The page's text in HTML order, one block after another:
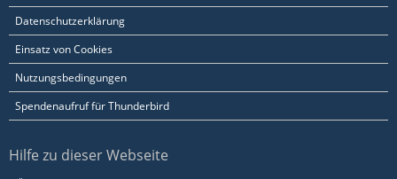
Datenschutzerklärung
Einsatz von Cookies
Nutzungsbedingungen
Spendenaufruf für Thunderbird
Hilfe zu dieser Webseite